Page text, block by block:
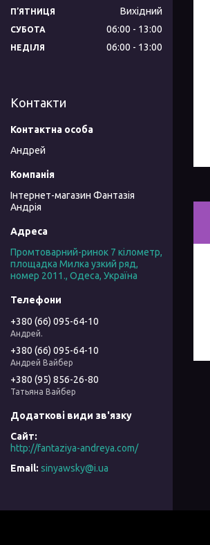
ПʼЯТНИЦЯ Вихідний
СУБОТА 06:00 13:00
НЕДІЛЯ 06:00 13:00
Контакти
Андрей
Інтернет-магазин Фантазія
Андрія
Промтоварний-ринок 7 кілометр,
площадка Милка узкий ряд,
номер 2011., Одеса, Україна
+380 (66) 095-64-10
Андрей.
+380 (66) 095-64-10
Андрей Вайбер
+380 (95) 856-26-80
Татьяна Вайбер
http://fantaziya-andreya.com/
sinyawsky@i.ua